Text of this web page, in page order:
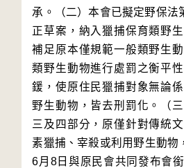
承。（二）本會已擬定野保法
正草案，納入獵捕保育類野
補足原本僅規範一般類野生
類野生動物進行處罰之衡平
鍰，使原住民獵捕對象無論
野生動物，皆去刑罰化。（
三及四部分，原僅針對傳統
素獵捕、宰殺或利用野生動物
6月8日與原民會共同發布會